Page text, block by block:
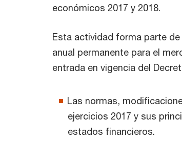
económicos 2017 y 2018.
Esta actividad forma parte
anual permanente para el
entrada en vigencia del
Las normas,
ejercicios 2017 y sus
estados financieros.